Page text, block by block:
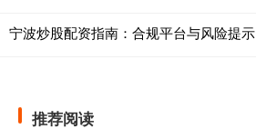
宁波炒股配资指南：合规平台与风险提示
推荐阅读